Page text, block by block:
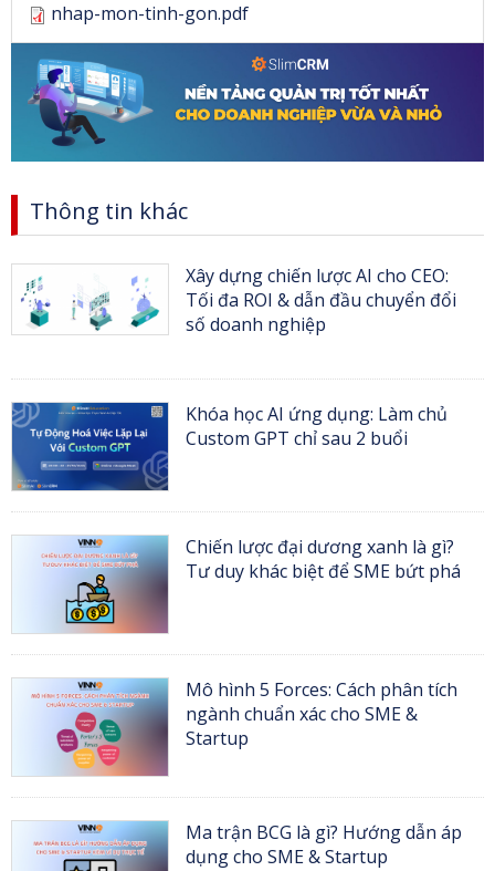
nhap-mon-tinh-gon.pdf
Thông tin khác
Xây dựng chiến lược AI cho CEO:
Tối đa ROI & dẫn đầu chuyển đổi
số doanh nghiệp
Khóa học AI ứng dụng: Làm chủ
Custom GPT chỉ sau 2 buổi
Chiến lược đại dương xanh là gì?
Tư duy khác biệt để SME bứt phá
Mô hình 5 Forces: Cách phân tích
ngành chuẩn xác cho SME &
Startup
Ma trận BCG là gì? Hướng dẫn áp
dụng cho SME & Startup